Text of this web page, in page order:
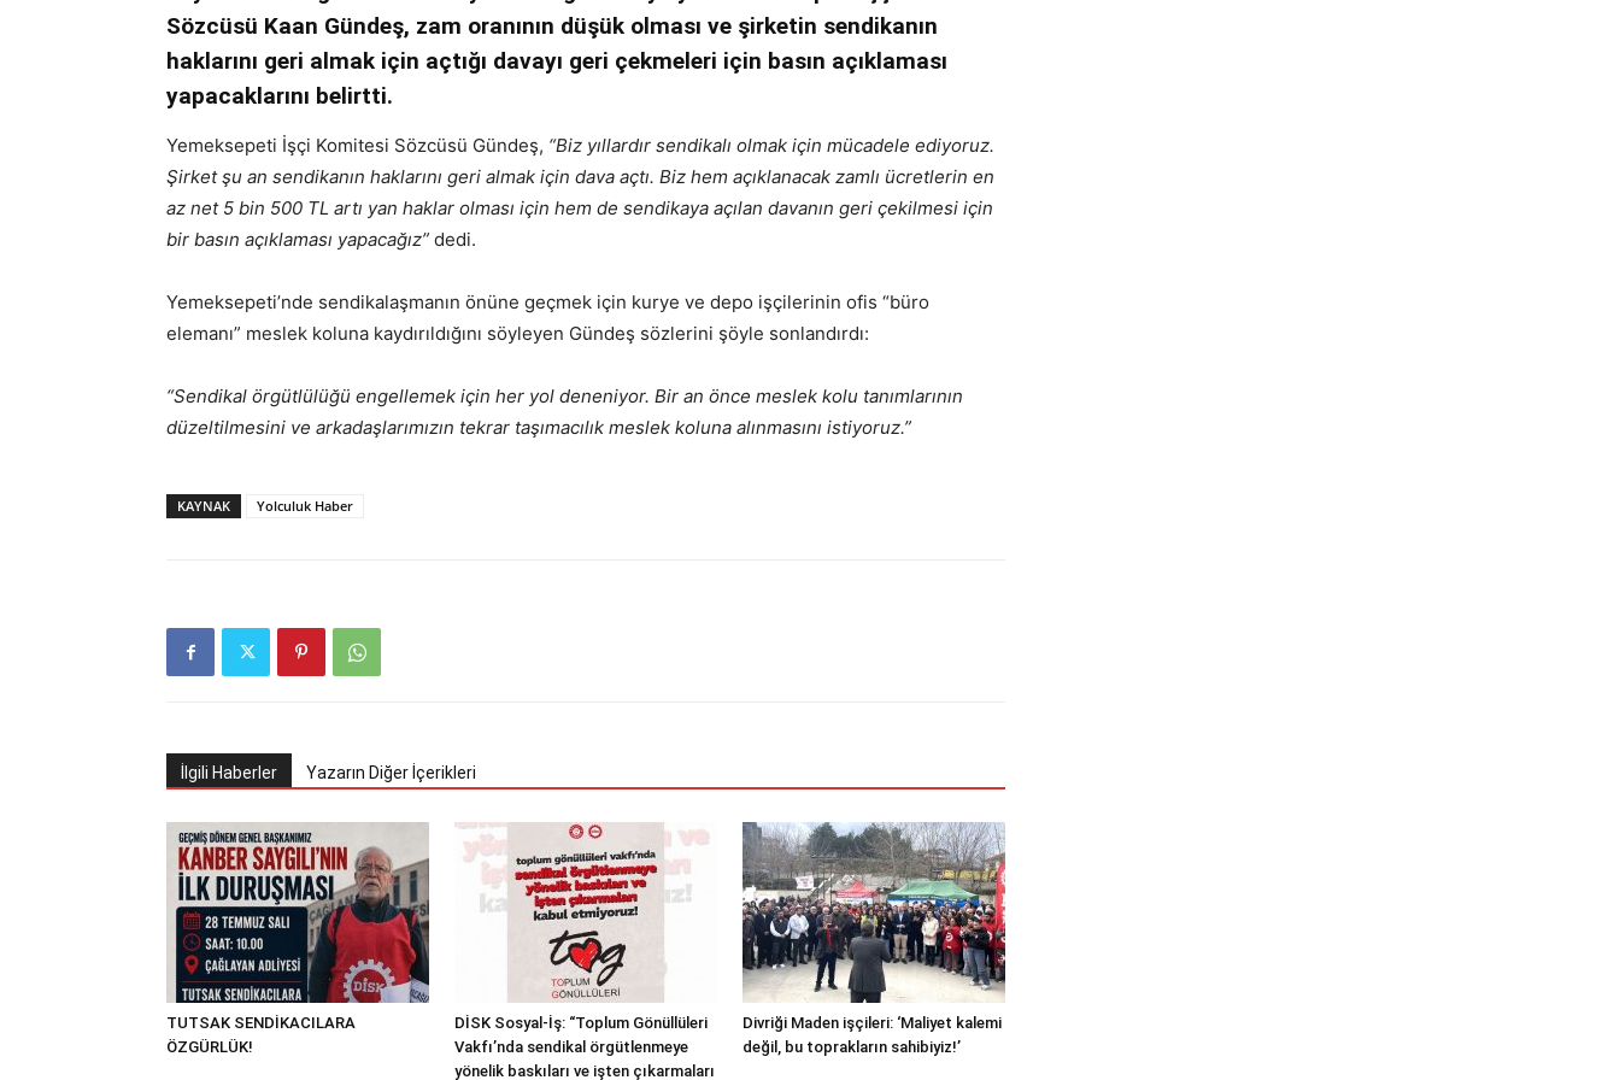
Sözcüsü Kaan Gündeş, zam oranının düşük olması ve şirketin sendikanın
haklarını geri almak için açtığı davayı geri çekmeleri için basın açıklaması
yapacaklarını belirtti.
Yemeksepeti İşçi Komitesi Sözcüsü Gündeş, “Biz yıllardır sendikalı olmak için mücadele ediyoruz.
Şirket şu an sendikanın haklarını geri almak için dava açtı. Biz hem açıklanacak zamlı ücretlerin en
az net 5 bin 500 TL artı yan haklar olması için hem de sendikaya açılan davanın geri çekilmesi için
bir basın açıklaması yapacağız” dedi.
Yemeksepeti’nde sendikalaşmanın önüne geçmek için kurye ve depo işçilerinin ofis “büro
elemanı” meslek koluna kaydırıldığını söyleyen Gündeş sözlerini şöyle sonlandırdı:
“Sendikal örgütlülüğü engellemek için her yol deneniyor. Bir an önce meslek kolu tanımlarının
düzeltilmesini ve arkadaşlarımızın tekrar taşımacılık meslek koluna alınmasını istiyoruz.”
KAYNAK Yolculuk Haber
İlgili Haberler Yazarın Diğer İçerikleri
TUTSAK SENDİKACILARA
ÖZGÜRLÜK!
DİSK Sosyal-İş: “Toplum Gönüllüleri
Vakfı’nda sendikal örgütlenmeye
yönelik baskıları ve işten çıkarmaları
Divriği Maden işçileri: ‘Maliyet kalemi
değil, bu toprakların sahibiyiz!’